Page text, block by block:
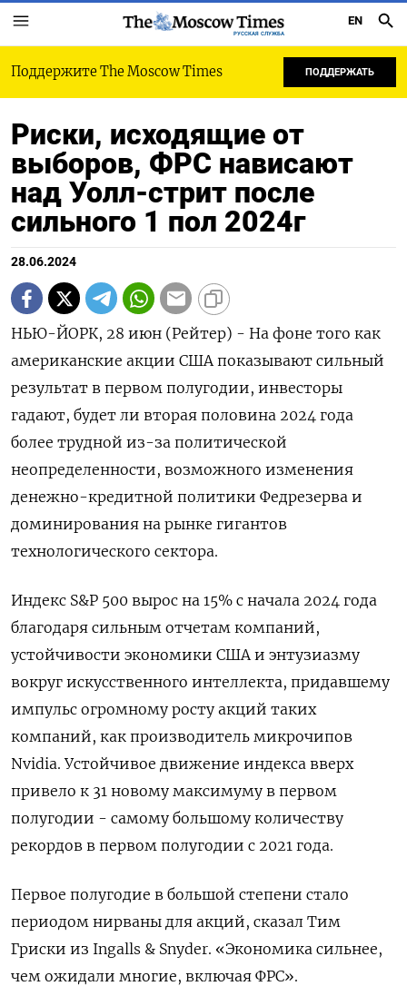
РУССКАЯ СЛУЖБА
EN
Поддержите The Moscow Times ПОДДЕРЖАТЬ
Риски, исходящие от
выборов, ФРС нависают
над Уолл-стрит после
сильного 1 пол 2024г
28.06.2024
НЬЮ-ЙОРК, 28 июн (Рейтер) - На фоне того как
американские акции США показывают сильный
результат в первом полугодии, инвесторы
гадают, будет ли вторая половина 2024 года
более трудной из-за политической
неопределенности, возможного изменения
денежно-кредитной политики Федрезерва и
доминирования на рынке гигантов
технологического сектора.
Индекс S&P 500 вырос на 15% с начала 2024 года
благодаря сильным отчетам компаний,
устойчивости экономики США и энтузиазму
вокруг искусственного интеллекта, придавшему
импульс огромному росту акций таких
компаний, как производитель микрочипов
Nvidia. Устойчивое движение индекса вверх
привело к 31 новому максимуму в первом
полугодии - самому большому количеству
рекордов в первом полугодии с 2021 года.
Первое полугодие в большой степени стало
периодом нирваны для акций, сказал Тим
Гриски из Ingalls & Snyder. «Экономика сильнее,
чем ожидали многие, включая ФРС».